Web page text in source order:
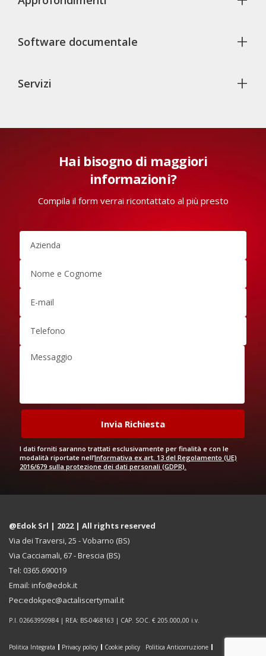
Software documentale +
Servizi +
Hai bisogno di maggiori
informazioni?
Compila il form verrai ricontattato al più presto
I dati forniti saranno trattati esclusivamente per finalità e con le
modalità riportate nell’Informativa ex art. 13 del Regolamento (UE)
2016/679 sulla protezione dei dati personali (GDPR).
@Edok Srl | 2022 | All rights reserved
Via dei Traversi, 25 - Vobarno (BS)
Via Cacciamali, 67 - Brescia (BS)
Tel: 0365.690019
Email: info@edok.it
Pec:edokpec@actaliscertymail.it
P.I. 02663950984 | REA: BS-0468163 | CAP. SOC. € 205.000,00 i.v.
Politica Integrata Privacy policy Cookie policy Politica Anticorruzione